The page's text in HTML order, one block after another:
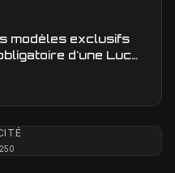
modèles exclusifs
d'une Luce